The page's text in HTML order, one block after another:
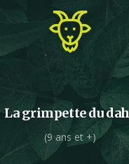
La grimpette du
(9 ans et +)
On l'a aperçu à la Forêt des